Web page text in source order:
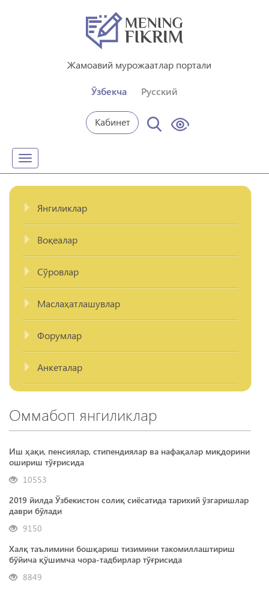
Жамоавий мурожаатлар портали
Ўзбекча Русский
Кабинет
Toggle
navigation
Янгиликлар
Воқеалар
Сўровлар
Маслаҳатлашувлар
Форумлар
Анкеталар
Оммабоп янгиликлар
Иш ҳақи, пенсиялар, стипендиялар ва нафақалар миқдорини
ошириш тўғрисида
10553
2019 йилда Ўзбекистон солиқ сиёсатида тарихий ўзгаришлар
даври бўлади
9150
Халқ таълимини бошқариш тизимини такомиллаштириш
бўйича қўшимча чора-тадбирлар тўғрисида
8849